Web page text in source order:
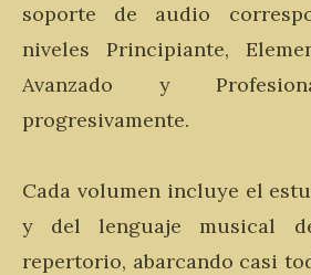
soporte de audio
niveles Principiante,
Avanzado y
progresivamente.
Cada volumen incluye el
y del lenguaje musical
repertorio, abarcando casi